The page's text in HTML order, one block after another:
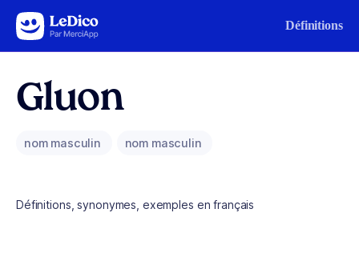
Aller au contenu Définitions
Gluon
nom masculin nom masculin
Définitions, synonymes, exemples en français